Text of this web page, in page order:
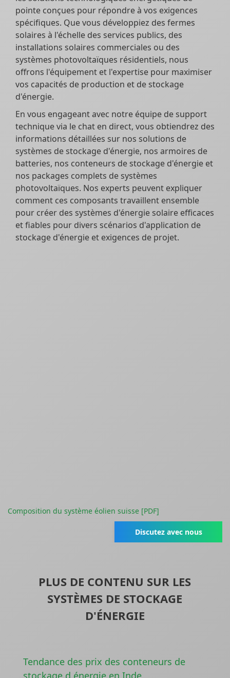
pointe conçues pour répondre à vos exigences
spécifiques. Que vous développiez des fermes
solaires à l'échelle des services publics, des
installations solaires commerciales ou des
systèmes photovoltaïques résidentiels, nous
offrons l'équipement et l'expertise pour maximiser
vos capacités de production et de stockage
d'énergie.
En vous engageant avec notre équipe de support
technique via le chat en direct, vous obtiendrez des
informations détaillées sur nos solutions de
systèmes de stockage d'énergie, nos armoires de
batteries, nos conteneurs de stockage d'énergie et
nos packages complets de systèmes
photovoltaïques. Nos experts peuvent expliquer
comment ces composants travaillent ensemble
pour créer des systèmes d'énergie solaire efficaces
et fiables pour divers scénarios d'application de
stockage d'énergie et exigences de projet.
Composition du système éolien suisse [PDF]
Discutez avec nous
PLUS DE CONTENU SUR LES
SYSTÈMES DE STOCKAGE
D'ÉNERGIE
Tendance des prix des conteneurs de
stockage d énergie en Inde